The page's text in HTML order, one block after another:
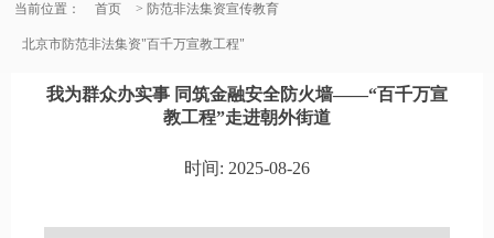
当前位置： 首页 > 防范非法集资宣传教育
北京市防范非法集资"百千万宣教工程"
我为群众办实事 同筑金融安全防火墙——“百千万宣
教工程”走进朝外街道
时间: 2025-08-26